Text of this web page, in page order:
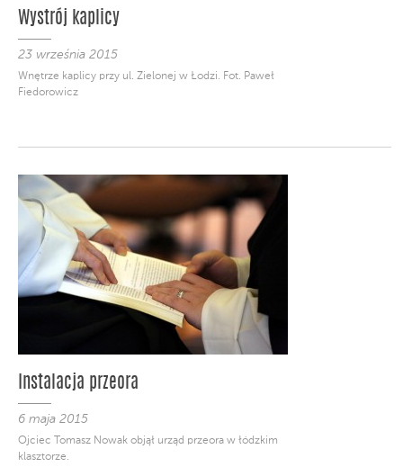
Wystrój kaplicy
23 września 2015
Wnętrze kaplicy przy ul. Zielonej w Łodzi. Fot. Paweł
Fiedorowicz
Instalacja przeora
6 maja 2015
Ojciec Tomasz Nowak objął urząd przeora w łódzkim
klasztorze.